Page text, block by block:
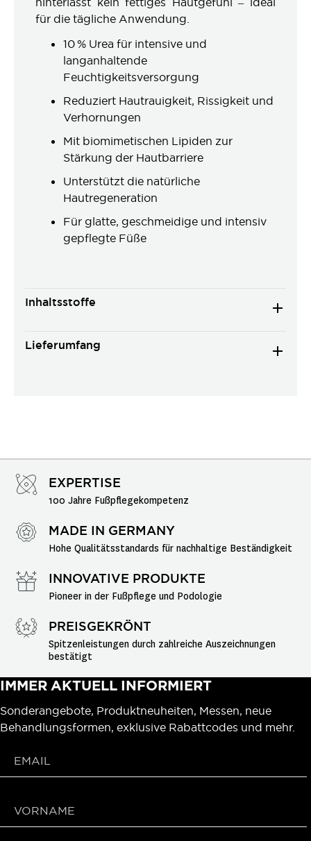
für die tägliche Anwendung.
10 % Urea für intensive und
langanhaltende
Feuchtigkeitsversorgung
Reduziert Hautrauigkeit, Rissigkeit und
Verhornungen
Mit biomimetischen Lipiden zur
Stärkung der Hautbarriere
Unterstützt die natürliche
Hautregeneration
Für glatte, geschmeidige und intensiv
gepflegte Füße
Inhaltsstoffe
Lieferumfang
EXPERTISE
100 Jahre Fußpflegekompetenz
MADE IN GERMANY
Hohe Qualitätsstandards für nachhaltige Beständigkeit
INNOVATIVE PRODUKTE
Pioneer in der Fußpflege und Podologie
PREISGEKRÖNT
Spitzenleistungen durch zahlreiche Auszeichnungen
bestätigt
IMMER AKTUELL INFORMIERT
Sonderangebote, Produktneuheiten, Messen, neue
Behandlungsformen, exklusive Rabattcodes und mehr.